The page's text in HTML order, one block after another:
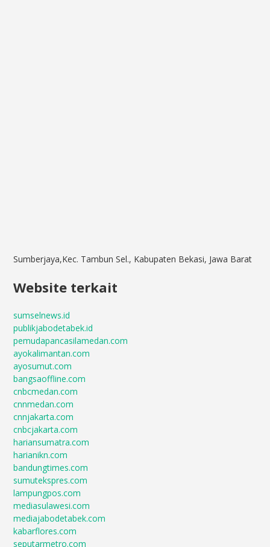
Sumberjaya,Kec. Tambun Sel., Kabupaten Bekasi, Jawa Barat
Website terkait
sumselnews.id
publikjabodetabek.id
pemudapancasilamedan.com
ayokalimantan.com
ayosumut.com
bangsaoffline.com
cnbcmedan.com
cnnmedan.com
cnnjakarta.com
cnbcjakarta.com
hariansumatra.com
harianikn.com
bandungtimes.com
sumutekspres.com
lampungpos.com
mediasulawesi.com
mediajabodetabek.com
kabarflores.com
seputarmetro.com